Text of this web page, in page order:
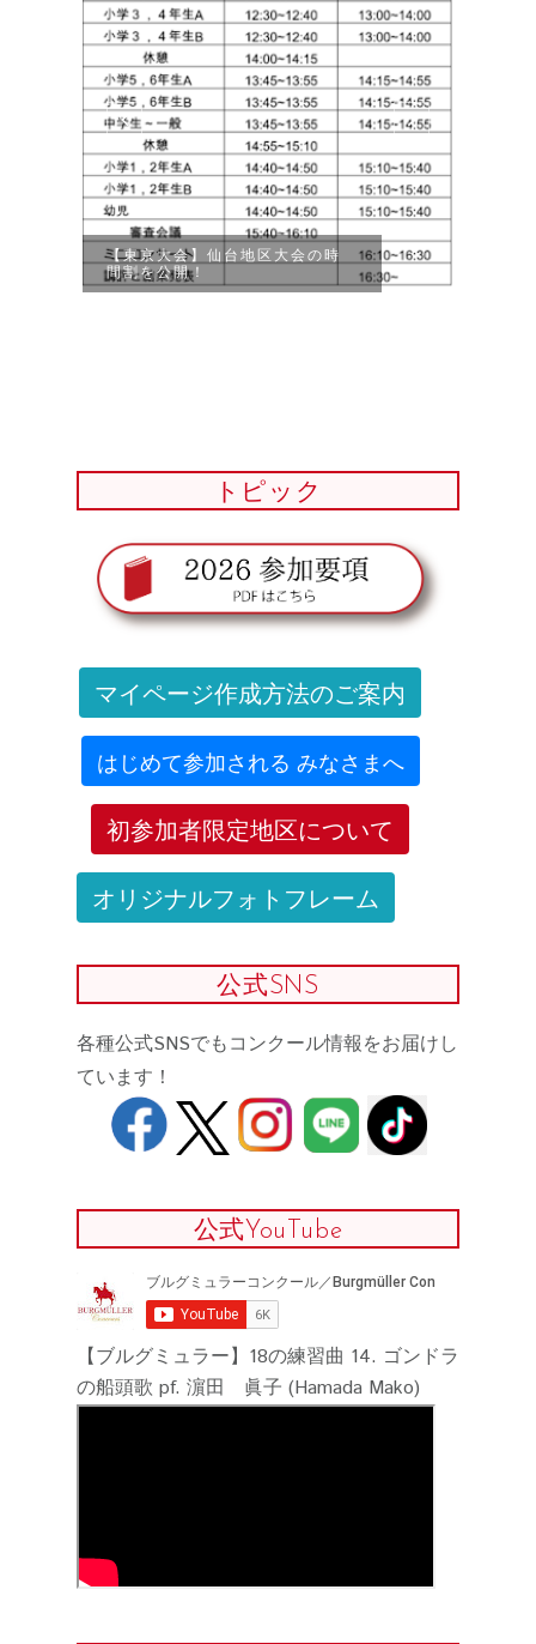
【東京大会】仙台地区大会の時
間割を公開！
トピック
マイページ作成方法のご案内
はじめて参加される みなさまへ
初参加者限定地区について
オリジナルフォトフレーム
公式SNS
各種公式SNSでもコンクール情報をお届けし
ています！
公式YouTube
【ブルグミュラー】18の練習曲 14. ゴンドラ
の船頭歌 pf. 濵田 眞子 (Hamada Mako)